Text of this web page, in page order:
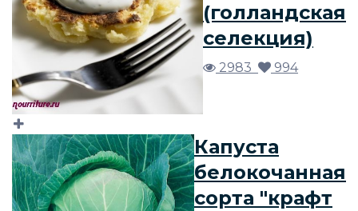
(голландская
селекция)
2983 994
Капуста
белокочанная
сорта "крафт